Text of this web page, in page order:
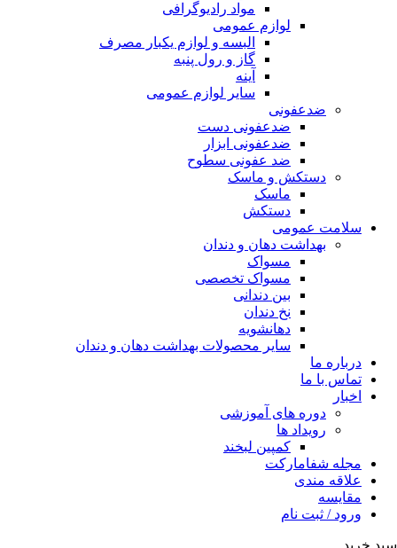
مواد رادیوگرافی
لوازم عمومی
البسه و لوازم یکبار مصرف
گاز و رول پنبه
آینه
سایر لوازم عمومی
ضدعفونی
ضدعفونی دست
ضدعفونی ابزار
ضد عفونی سطوح
دستکش و ماسک
ماسک
دستکش
سلامت عمومی
بهداشت دهان و دندان
مسواک
مسواک تخصصی
بین دندانی
نخ دندان
دهانشویه
سایر محصولات بهداشت دهان و دندان
درباره ما
تماس با ما
اخبار
دوره های آموزشی
رویداد ها
کمپین لبخند
مجله شفامارکت
علاقه مندی
مقایسه
ورود / ثبت نام
سبد خرید